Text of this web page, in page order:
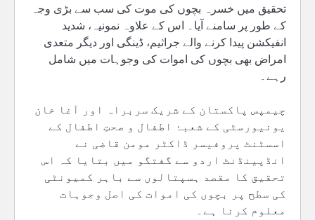
تحقیق میں خسرہ بچوں کی موت کی سب سے بڑی وجہ
کے طور پر سامنے آیا۔ اس کے علاوہ نمونیہ، شدید
انفیکشن پیدا کرنے والے جراثیم، ڈینگی اور دیگر متعدی
امراض بھی بچوں کی اموات کی وجوہات میں شامل
رہے۔
چیمپس پاکستان کے شریک سربراہ اور آغا خان
یونیورسٹی کے شعبۂ اطفال و صحتِ اطفال کے
اسسٹنٹ پروفیسر ڈاکٹر مومن قاضی نے
انڈپینڈنٹ اردو سے گفتگو میں بتایا کہ اس
تحقیق کا مقصد ہسپتالوں سے باہر کمیونٹی
کی سطح پر بچوں کی اموات کی اصل وجوہات
معلوم کرنا ہے۔